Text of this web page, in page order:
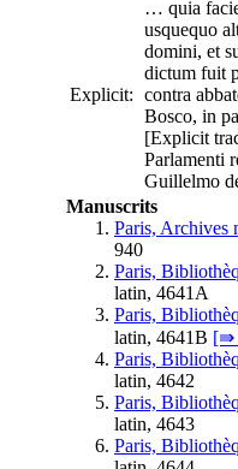
Explicit:
… quia
usquequo
domini, et
dictum fuit
contra
Bosco, in
[Explicit
Parlamenti
Guillelmo
Manuscrits
Paris, Archives
940
Paris,
latin, 4641A
Paris,
latin, 4641B [⇛
Paris,
latin, 4642
Paris,
latin, 4643
Paris,